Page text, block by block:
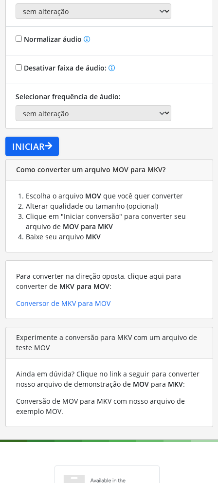
Normalizar áudio
Desativar faixa de áudio:
Selecionar frequência de áudio:
INICIAR
Como converter um arquivo MOV para MKV?
Escolha o arquivo MOVque você quer converter
Alterar qualidade ou tamanho (opcional)
Clique em "Iniciar conversão" para converter seu
arquivo de MOV para MKV
Baixe seu arquivo MKV
Para converter na direção oposta, clique aqui para
converter de MKV para MOV:
Conversor de MKV para MOV
Experimente a conversão para MKV com um arquivo de
teste MOV
Ainda em dúvida? Clique no link a seguir para converter
nosso arquivo de demonstração de MOVpara MKV:
Conversão de MOV para MKV com nosso arquivo de
exemplo MOV.